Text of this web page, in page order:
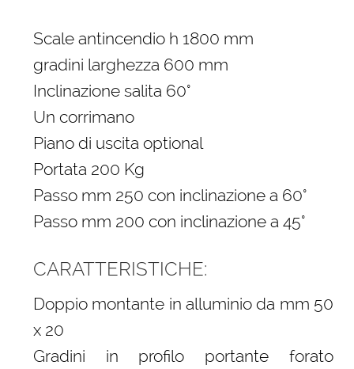
Scale antincendio h 1800 mm
gradini larghezza 600 mm
Inclinazione salita 60°
Un corrimano
Piano di uscita optional
Portata 200 Kg
Passo mm 250 con inclinazione a 60°
Passo mm 200 con inclinazione a 45°
CARATTERISTICHE:
Doppio montante in alluminio da mm 50
x 20
Gradini in profilo portante forato